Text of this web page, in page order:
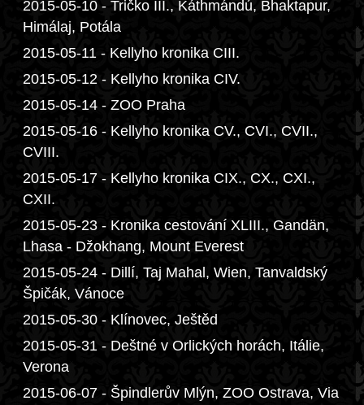
2015-05-10 - Tričko III., Káthmándú, Bhaktapur,
Himálaj, Potála
2015-05-11 - Kellyho kronika CIII.
2015-05-12 - Kellyho kronika CIV.
2015-05-14 - ZOO Praha
2015-05-16 - Kellyho kronika CV., CVI., CVII.,
CVIII.
2015-05-17 - Kellyho kronika CIX., CX., CXI.,
CXII.
2015-05-23 - Kronika cestování XLIII., Gandän,
Lhasa - Džokhang, Mount Everest
2015-05-24 - Dillí, Taj Mahal, Wien, Tanvaldský
Špičák, Vánoce
2015-05-30 - Klínovec, Ještěd
2015-05-31 - Deštné v Orlických horách, Itálie,
Verona
2015-06-07 - Špindlerův Mlýn, ZOO Ostrava, Via